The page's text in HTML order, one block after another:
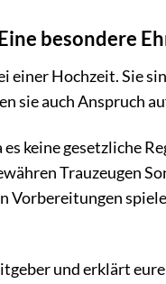
besondere
einer Hochzeit. Sie
sie auch Anspruch
keine gesetzliche
Trauzeugen
Vorbereitungen
und erklärt